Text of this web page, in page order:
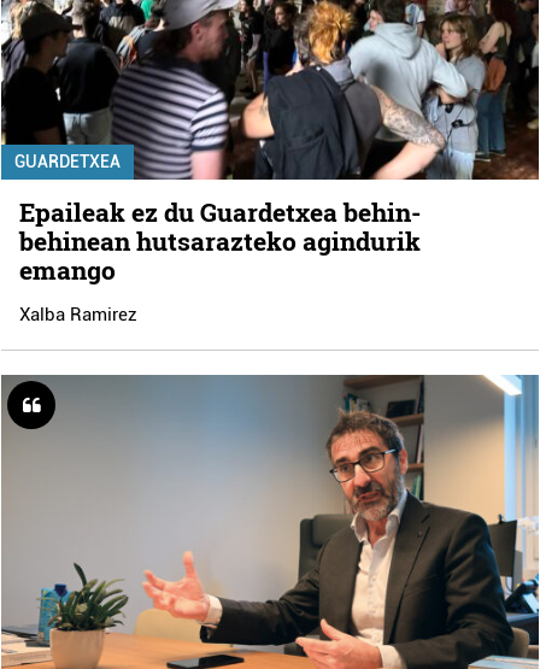
GUARDETXEA
Epaileak ez du Guardetxea behin-
behinean hutsarazteko agindurik
emango
Xalba Ramirez